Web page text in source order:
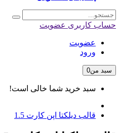
کاربری عضویت
عضویت
ورود
من0
سبد خرید شما خالی است!
قالب دیلکتا اپن کارت 1.5